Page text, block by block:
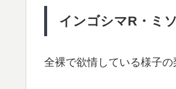
インゴシマR・ミ
全裸で欲情している様子